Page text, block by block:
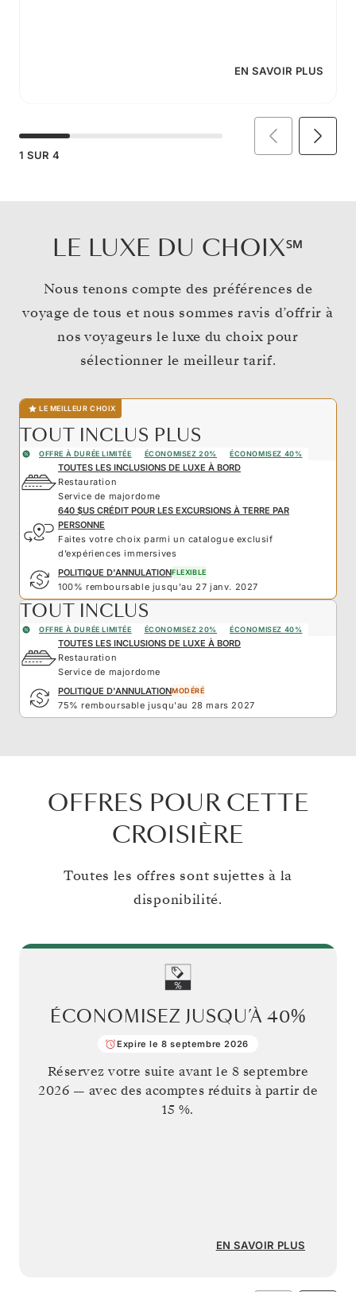
EN SAVOIR PLUS
1 SUR 4
LE LUXE DU CHOIX℠
Nous tenons compte des préférences de
voyage de tous et nous sommes ravis d’offrir à
nos voyageurs le luxe du choix pour
sélectionner le meilleur tarif.
LE MEILLEUR CHOIX
TOUT INCLUS PLUS
OFFRE À DURÉE LIMITÉE ÉCONOMISEZ 20% ÉCONOMISEZ 40%
TOUTES LES INCLUSIONS DE LUXE À BORD
Restauration
Service de majordome
640 $US CRÉDIT POUR LES EXCURSIONS À TERRE PAR
PERSONNE
Faites votre choix parmi un catalogue exclusif
d’expériences immersives
POLITIQUE D'ANNULATIONFLEXIBLE
100% remboursable jusqu'au 27 janv. 2027
TOUT INCLUS
OFFRE À DURÉE LIMITÉE ÉCONOMISEZ 20% ÉCONOMISEZ 40%
TOUTES LES INCLUSIONS DE LUXE À BORD
Restauration
Service de majordome
POLITIQUE D'ANNULATIONMODÉRÉ
75% remboursable jusqu'au 28 mars 2027
OFFRES POUR CETTE
CROISIÈRE
Toutes les offres sont sujettes à la
disponibilité.
ÉCONOMISEZ JUSQU’À 40%
Expire le 8 septembre 2026
Réservez votre suite avant le 8 septembre
2026 — avec des acomptes réduits à partir de
15 %.
EN SAVOIR PLUS